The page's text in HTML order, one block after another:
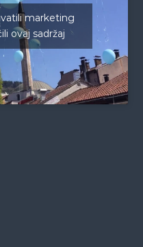
marketing
ovaj sadržaj